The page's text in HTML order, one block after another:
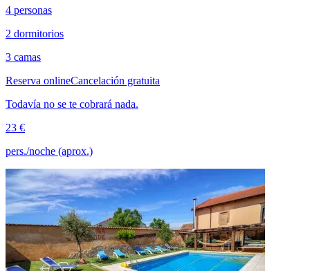
4 personas
2 dormitorios
3 camas
Reserva onlineCancelación gratuita
Todavía no se te cobrará nada.
23 €
pers./noche (aprox.)